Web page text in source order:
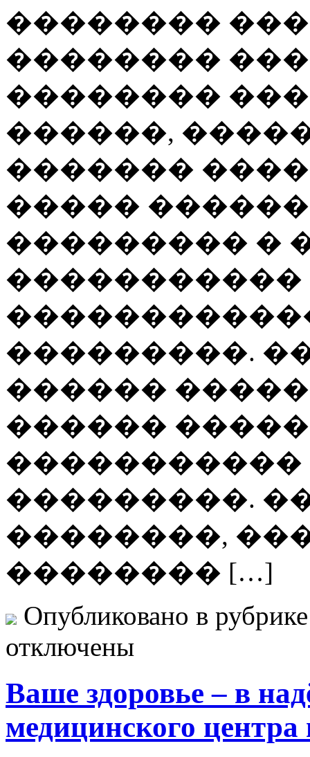
��������
��������
��������
������,
�������
�����
��������� �
�����������
���������.
������
������
�����������
���������.
��������,
�������� […]
Опубликовано в
отключены
Ваше здоровье – в
медицинского